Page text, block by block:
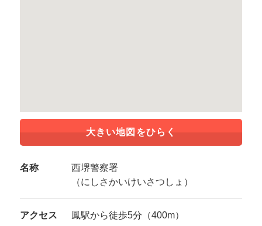
大きい地図をひらく
名称
西堺警察署
（にしさかいけいさつしょ）
アクセス 鳳駅から徒歩5分（400m）